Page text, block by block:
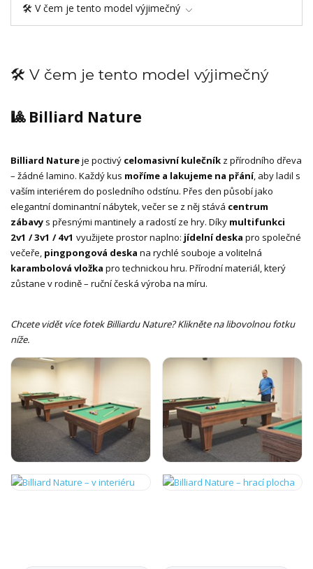
🛠️ V čem je tento model výjimečný
🛠️ V čem je tento model výjimečný
🎱 Billiard Nature
Billiard Natureje poctivý celomasivní kulečník z přírodního dřeva
– žádné lamino. Každý kus moříme a lakujeme na přání, aby ladil s
vaším interiérem do posledního odstínu. Přes den působí jako
elegantní dominantní nábytek, večer se z něj stává centrum
zábavy s přesnými mantinely a radostí ze hry. Díky multifunkci
2v1 / 3v1 / 4v1 využijete prostor naplno: jídelní deska pro společné
večeře, pingpongová deska na rychlé souboje a volitelná
karambolová vložka pro technickou hru. Přírodní materiál, který
zůstane v rodině – ruční česká výroba na míru.
Chcete vidět více fotek Billiardu Nature? Klikněte na libovolnou fotku
níže.